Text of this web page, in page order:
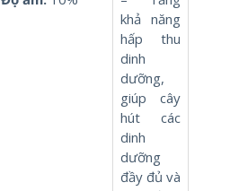
khả năng
hấp thu
dinh
dưỡng,
giúp cây
hút các
dinh
dưỡng
đầy đủ và